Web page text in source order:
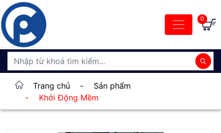
0
Trang chủ -
Sản phẩm
-
Khởi Động Mềm